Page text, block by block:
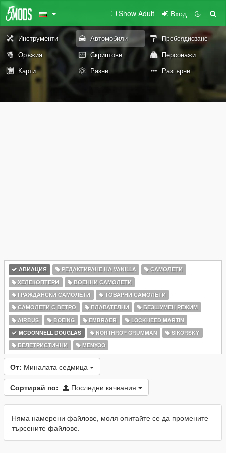
Show Adult Вход
Инструменти Автомобили Пребоядисване
Оръжия Скриптове
Персонажи
Карти
Разни Разгърни
АВИАЦИЯ РЕДАКТИРАНЕ НА VANILLA
САМОЛЕТИ
ХЕЛЕКОПТЕРИ
ВОЕННИ САМОЛЕТИ
ГРАЖДАНСКИ САМОЛЕТИ
ТОВАРНИ САМОЛЕТИ
САМОЛЕТИ С ВЕТРО
ПЛАВАТЕЛНИ
БЕЗШУМЕН РЕЖИМ
AIRBUS
BOEING EMBRAER
LOCKHEED MARTIN
MCDONNELL DOUGLAS
NORTHROP GRUMMAN
SIKORSKY
БЕЛЕТРИСТИЧНИ
MENYOO
От: Миналата седмица
Сортирай по: Последни качвания
Няма намерени файлове, моля опитайте се да промените
търсените файлове.